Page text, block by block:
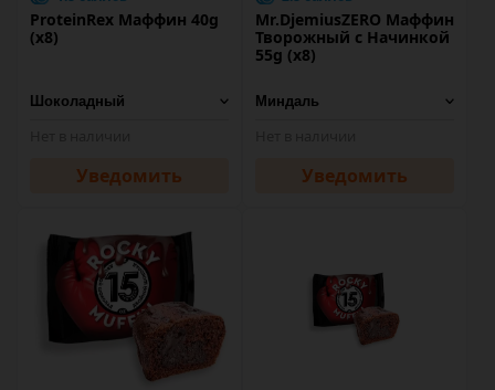
ProteinRex Маффин 40g
(х8)
Уведомить
Mr.DjemiusZERO Маффин
Творожный с Начинкой
55g (х8)
Уведомить